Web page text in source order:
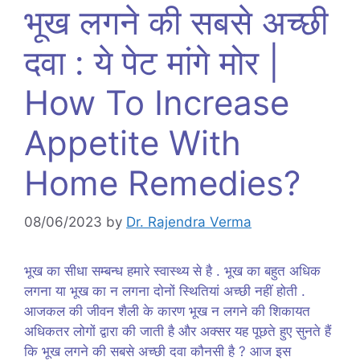
भूख लगने की सबसे अच्छी
दवा : ये पेट मांगे मोर |
How To Increase
Appetite With
Home Remedies?
08/06/2023 by Dr. Rajendra Verma
भूख का सीधा सम्बन्ध हमारे स्वास्थ्य से है . भूख का बहुत अधिक
लगना या भूख का न लगना दोनों स्थितियां अच्छी नहीं होती .
आजकल की जीवन शैली के कारण भूख न लगने की शिकायत
अधिकतर लोगों द्वारा की जाती है और अक्सर यह पूछते हुए सुनते हैं
कि भूख लगने की सबसे अच्छी दवा कौनसी है ? आज इस